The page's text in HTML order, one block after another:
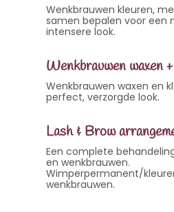
Wenkbrauwen kleuren,
samen bepalen voor een
intensere look.
Wenkbrauwen waxen
Wenkbrauwen waxen en
perfect, verzorgde look.
Lash & Brow
Een complete
en wenkbrauwen.
Wimperpermanent/
wenkbrauwen.